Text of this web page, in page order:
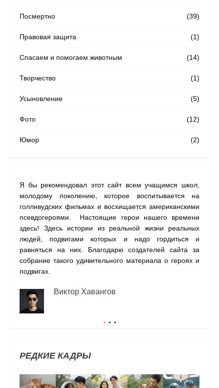
(39)
Посмертно
(1)
Правовая защита
(14)
Спасаем и помогаем животным
(1)
Творчество
(5)
Усыновление
(12)
Фото
(2)
Юмор
Я бы рекомендовал этот сайт всем учащимся школ,
молодому поколению, которое воспитывается на
голливудских фильмах и восхищается американскими
псевдогероями. Настоящие герои нашего времени
здесь! Здесь истории из реальной жизни реальных
людей, подвигами которых и надо гордиться и
равняться на них. Благодарю создателей сайта за
собрание такого удивительного материала о героях и
подвигах.
Виктор Хавангов
РЕДКИЕ КАДРЫ